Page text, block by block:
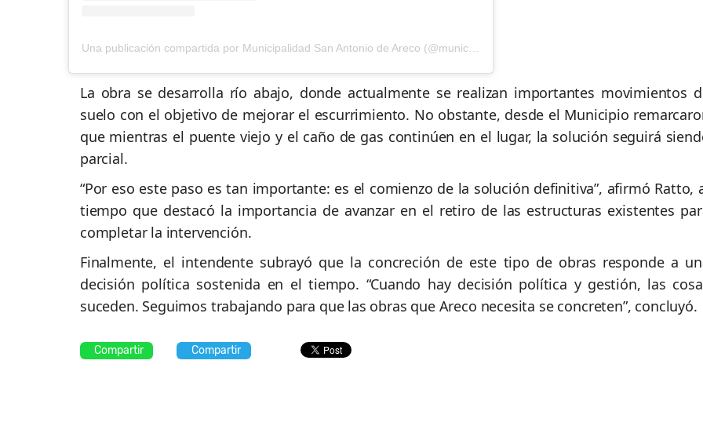
Una publicación compartida por Municipalidad San Antonio de Areco (@municipioareco)
La obra se desarrolla río abajo, donde actualmente se realizan importantes movimientos
suelo con el objetivo de mejorar el escurrimiento. No obstante, desde el Municipio
que mientras el puente viejo y el caño de gas continúen en el lugar, la solución seguirá
parcial.
“Por eso este paso es tan importante: es el comienzo de la solución definitiva”, afirmó Ratto,
tiempo que destacó la importancia de avanzar en el retiro de las estructuras existentes
completar la intervención.
Finalmente, el intendente subrayó que la concreción de este tipo de obras responde a
decisión política sostenida en el tiempo. “Cuando hay decisión política y gestión, las
suceden. Seguimos trabajando para que las obras que Areco necesita se concreten”, concluyó.
Compartir Compartir